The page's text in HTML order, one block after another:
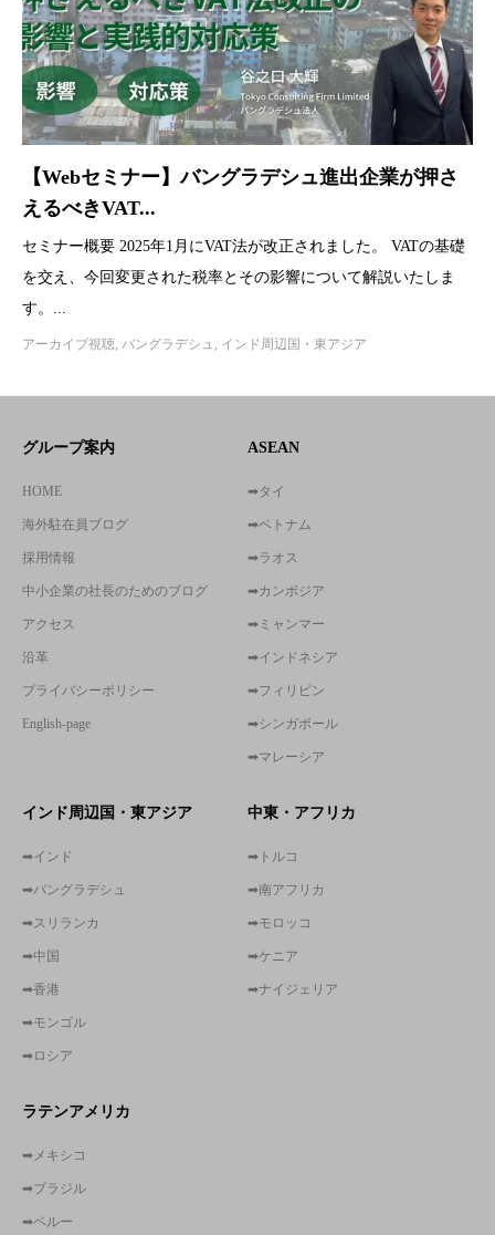
【Webセミナー】バングラデシュ進出企業が押さ
えるべきVAT...
セミナー概要 2025年1月にVAT法が改正されました。 VATの基礎
を交え、今回変更された税率とその影響について解説いたしま
す。...
アーカイブ視聴, バングラデシュ , インド周辺国・東アジア
グループ案内
HOME
海外駐在員ブログ
採用情報
中小企業の社長のためのブログ
アクセス
沿革
プライバシーポリシー
English-page
ASEAN
➡タイ
➡ベトナム
➡ラオス
➡カンボジア
➡ミャンマー
➡インドネシア
➡フィリピン
➡シンガポール
➡マレーシア
インド周辺国・東アジア
➡インド
➡バングラデシュ
➡スリランカ
➡中国
➡香港
➡モンゴル
➡ロシア
中東・アフリカ
➡トルコ
➡南アフリカ
➡モロッコ
➡ケニア
➡ナイジェリア
ラテンアメリカ
➡メキシコ
➡ブラジル
➡ペルー